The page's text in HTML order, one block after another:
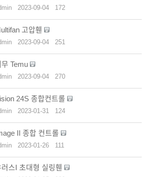
2023-09-04 172
고압휀
2023-09-04 251
무 Temu
2023-09-04 270
24S 종합컨트롤
2023-01-31 124
II 종합 컨트롤
2023-01-26 111
러스I 초대형 실링휀